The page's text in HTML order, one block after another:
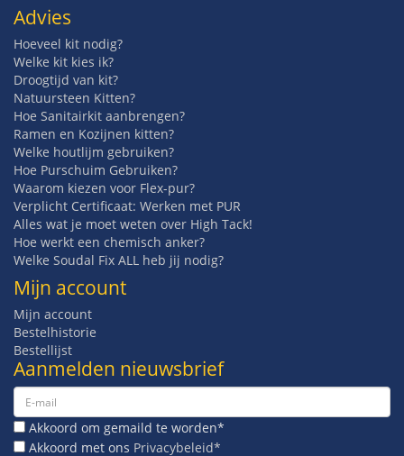
Advies
Hoeveel kit nodig?
Welke kit kies ik?
Droogtijd van kit?
Natuursteen Kitten?
Hoe Sanitairkit aanbrengen?
Ramen en Kozijnen kitten?
Welke houtlijm gebruiken?
Hoe Purschuim Gebruiken?
Waarom kiezen voor Flex-pur?
Verplicht Certificaat: Werken met PUR
Alles wat je moet weten over High Tack!
Hoe werkt een chemisch anker?
Welke Soudal Fix ALL heb jij nodig?
Mijn account
Mijn account
Bestelhistorie
Bestellijst
Aanmelden nieuwsbrief
Akkoord om gemaild te worden*
Akkoord met ons Privacybeleid*